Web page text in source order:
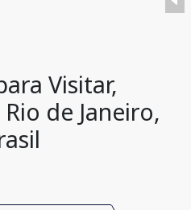
Visitar,
de Janeiro,